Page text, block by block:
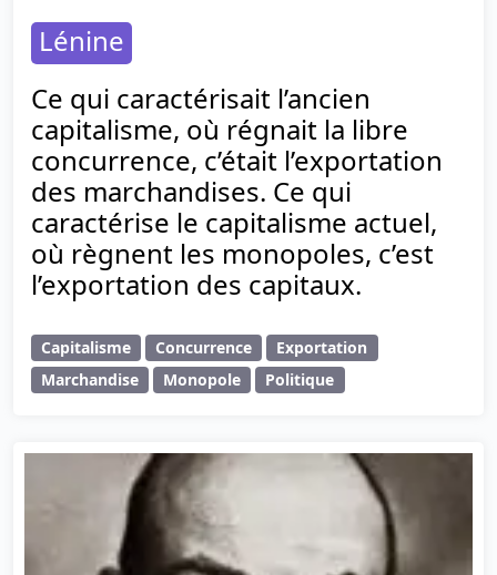
Lénine
Ce qui caractérisait l’ancien
capitalisme, où régnait la libre
concurrence, c’était l’exportation
des marchandises. Ce qui
caractérise le capitalisme actuel,
où règnent les monopoles, c’est
l’exportation des capitaux.
Capitalisme Concurrence
Exportation
Marchandise
Monopole Politique